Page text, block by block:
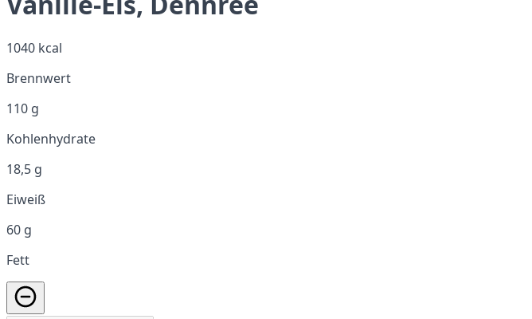
1040 kcal
Brennwert
110 g
Kohlenhydrate
18,5 g
Eiweiß
60 g
Fett